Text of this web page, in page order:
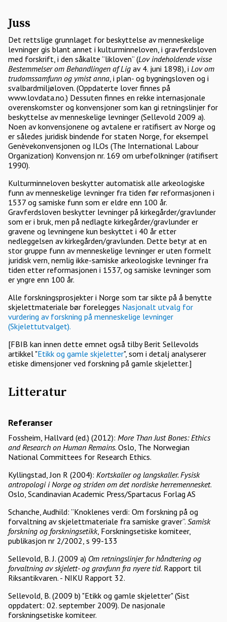
Juss
Det rettslige grunnlaget for beskyttelse av menneskelige
levninger gis blant annet i kulturminneloven, i gravferdsloven
med forskrift, i den såkalte ”likloven” (Lov indeholdende visse
Bestemmelser om Behandlingen af Lig av 4. juni 1898), i Lov om
trudomssamfunn og ymist anna, i plan- og bygningsloven og i
svalbardmiljøloven. (Oppdaterte lover finnes på
www.lovdata.no.) Dessuten finnes en rekke internasjonale
overenskomster og konvensjoner som kan gi retningslinjer for
beskyttelse av menneskelige levninger (Sellevold 2009 a).
Noen av konvensjonene og avtalene er ratifisert av Norge og
er således juridisk bindende for staten Norge, for eksempel
Genèvekonvensjonen og ILOs (The International Labour
Organization) Konvensjon nr. 169 om urbefolkninger (ratifisert
1990).
Kulturminneloven beskytter automatisk alle arkeologiske
funn av menneskelige levninger fra tiden før reformasjonen i
1537 og samiske funn som er eldre enn 100 år.
Gravferdsloven beskytter levninger på kirkegårder/gravlunder
som er i bruk, men på nedlagte kirkegårder/gravlunder er
gravene og levningene kun beskyttet i 40 år etter
nedleggelsen av kirkegården/gravlunden. Dette betyr at en
stor gruppe funn av menneskelige levninger er uten formelt
juridisk vern, nemlig ikke-samiske arkeologiske levninger fra
tiden etter reformasjonen i 1537, og samiske levninger som
er yngre enn 100 år.
Alle forskningsprosjekter i Norge som tar sikte på å benytte
skjelettmateriale bør forelegges Nasjonalt utvalg for
vurdering av forskning på menneskelige levninger
(Skjelettutvalget).
[FBIB kan innen dette emnet også tilby Berit Sellevolds
artikkel "Etikk og gamle skjeletter", som i detalj analyserer
etiske dimensjoner ved forskning på gamle skjeletter.]
Litteratur
Referanser
Fossheim, Hallvard (ed.) (2012): More Than Just Bones: Ethics
and Research on Human Remains. Oslo, The Norwegian
National Committees for Research Ethics.
Kyllingstad, Jon R (2004): Kortskaller og langskaller. Fysisk
antropologi i Norge og striden om det nordiske herremennesket.
Oslo, Scandinavian Academic Press/Spartacus Forlag AS
Schanche, Audhild: ”Knoklenes verdi: Om forskning på og
forvaltning av skjelettmateriale fra samiske graver”. Samisk
forskning og forskningsetikk, Forskningsetiske komiteer,
publikasjon nr 2/2002, s 99-133
Sellevold, B. J. (2009 a) Om retningslinjer for håndtering og
forvaltning av skjelett- og gravfunn fra nyere tid. Rapport til
Riksantikvaren. - NIKU Rapport 32.
Sellevold, B. (2009 b) "Etikk og gamle skjeletter" (Sist
oppdatert: 02. september 2009). De nasjonale
forskningsetiske komiteer.